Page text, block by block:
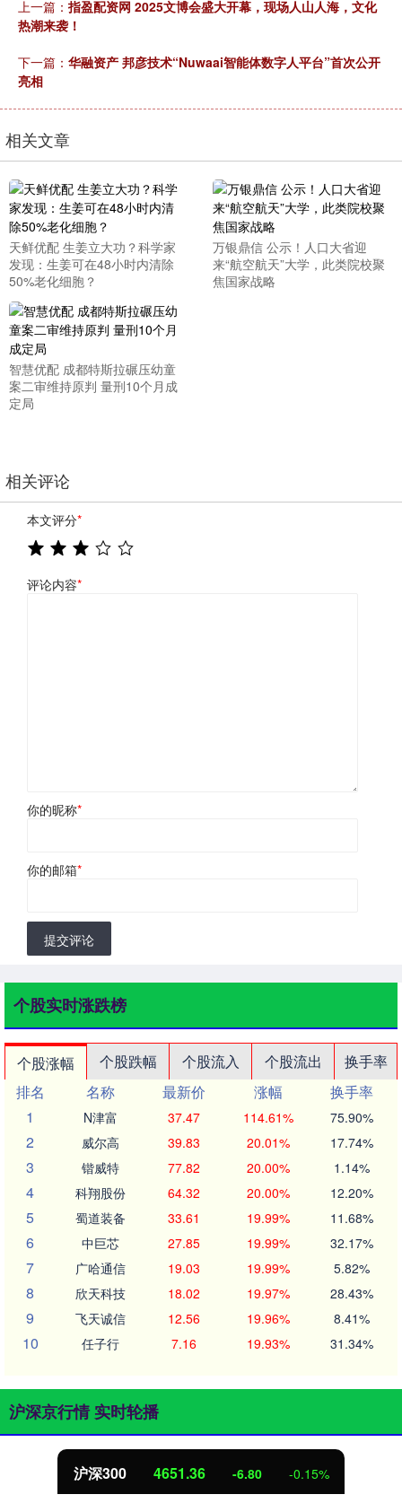
上一篇： 指盈配资网 2025文博会盛大开幕，现场人山人海，文化
热潮来袭！
下一篇： 华融资产 邦彦技术“Nuwaai智能体数字人平台”首次公开
亮相
相关文章
天鲜优配 生姜立大功？科学家
发现：生姜可在48小时内清除
50%老化细胞？
万银鼎信 公示！人口大省迎
来“航空航天”大学，此类院校聚
焦国家战略
智慧优配 成都特斯拉碾压幼童
案二审维持原判 量刑10个月成
定局
相关评论
本文评分*
评论内容*
你的昵称*
你的邮箱*
提交评论
个股实时涨跌榜
个股涨幅 个股跌幅 个股流入 个股流出
换手率
排名
名称 最新价 涨幅
换手率
1
N津富 37.47 114.61% 75.90%
2 威尔高 39.83 20.01% 17.74%
3 锴威特 77.82 20.00% 1.14%
4 科翔股份 64.32 20.00% 12.20%
5 蜀道装备 33.61 19.99% 11.68%
6 中巨芯 27.85 19.99% 32.17%
7 广哈通信 19.03 19.99% 5.82%
8 欣天科技 18.02 19.97% 28.43%
9 飞天诚信 12.56 19.96% 8.41%
10 任子行 7.16 19.93% 31.34%
沪深京行情 实时轮播
沪深300 4651.36 -6.80 -0.15%